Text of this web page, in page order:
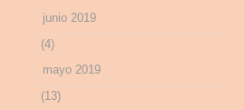
junio 2019
(4)
mayo 2019
(13)